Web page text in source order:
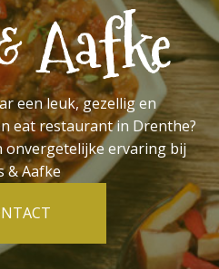
Aafke
een leuk, gezellig en
eat restaurant in Drenthe?
onvergetelijke ervaring bij
& Aafke